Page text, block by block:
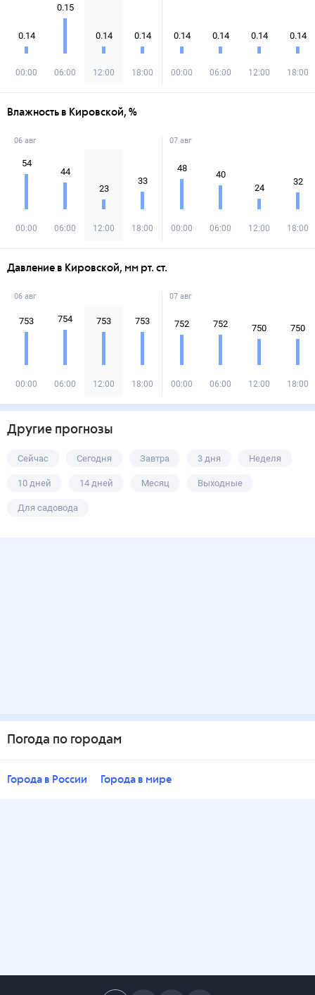
0.14
00:00
0.15
06:00
0.14
12:00
0.14
18:00
0.14
00:00
0.14
06:00
0.14
12:00
0.14
18:00
Влажность в Кировской, %
06 авг
54
00:00
44
06:00
23
12:00
33
18:00
07 авг
48
00:00
40
06:00
24
12:00
32
18:00
Давление в Кировской, мм рт. ст.
06 авг
753
00:00
754
06:00
753
12:00
753
18:00
07 авг
752
00:00
752
06:00
750
12:00
750
18:00
Другие прогнозы
Сейчас Сегодня Завтра 3 дня Неделя
10 дней 14 дней Месяц Выходные
Для садовода
Погода по городам
Города в России Города в мире